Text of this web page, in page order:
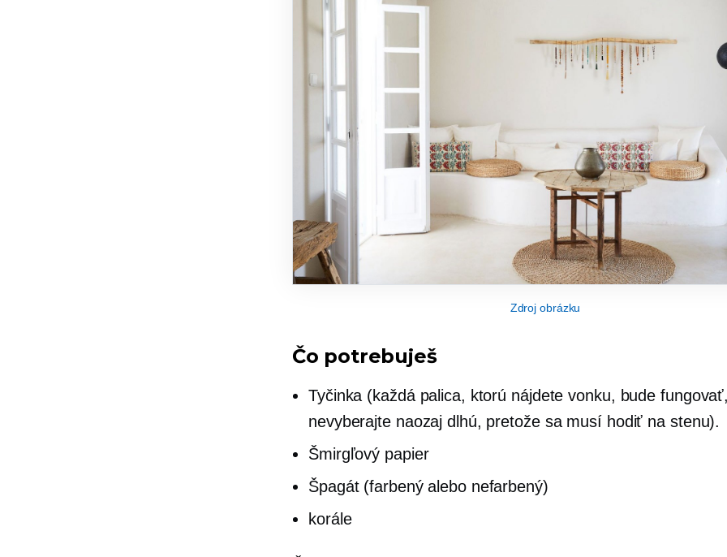
Zdroj obrázku
Čo potrebuješ
Tyčinka (každá palica, ktorú nájdete vonku, bude
nevyberajte naozaj dlhú, pretože sa musí hodiť na stenu).
Šmirgľový papier
Špagát (farbený alebo nefarbený)
korále